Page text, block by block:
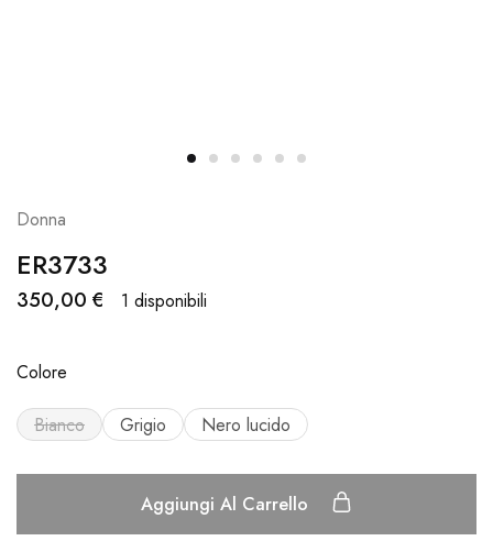
Donna
ER3733
350,00 € 1 disponibili
Colore
Bianco Grigio Nero lucido
Aggiungi Al Carrello